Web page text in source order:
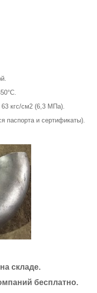
кгс/см2 (6,3 МПа).
паспорта и сертификаты).
складе.
бесплатно.